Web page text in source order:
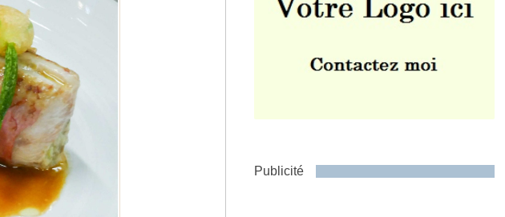
Publicité